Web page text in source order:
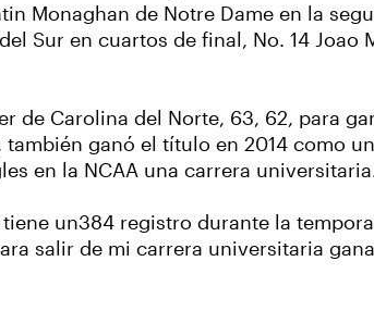
Monaghan de Notre Dame en la
Sur en cuartos de final, No. 14 Joao
de Carolina del Norte, 63, 62, para
ganó el título en 2014 como un
en la NCAA una carrera
un384 registro durante la
salir de mi carrera universitaria